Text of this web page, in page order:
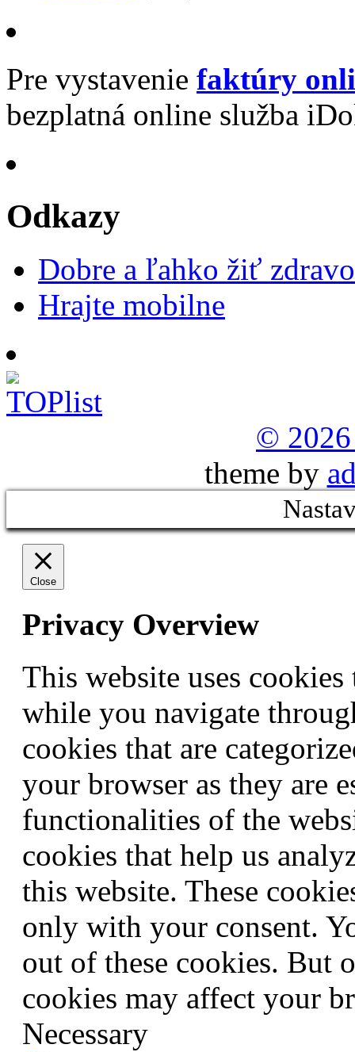
Pre vystavenie faktúry
bezplatná online služba
Odkazy
Dobre a ľahko žiť zdravo
Hrajte mobilne
©
theme by
Close
Privacy Overview
This website uses
while you navigate
cookies that are
your browser as they are
functionalities of the
cookies that help us
this website. These
only with your consent.
out of these cookies. But
cookies may affect your
Necessary